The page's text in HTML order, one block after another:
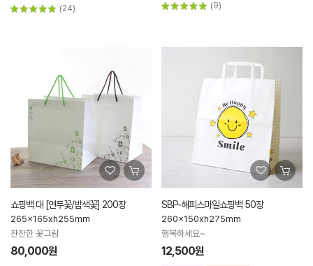
(24) (9)
쇼핑백 대 [연두꽃/밤색꽃] 200장
265x165xh255mm
잔잔한 꽃그림
80,000원
SBP-해피스마일쇼핑백 50장
260x150xh275mm
행복하세요~
12,500원